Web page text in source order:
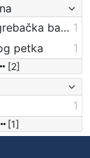
Digitalizirana zagrebačka baština 1
petka
1
[2]
1
[1]